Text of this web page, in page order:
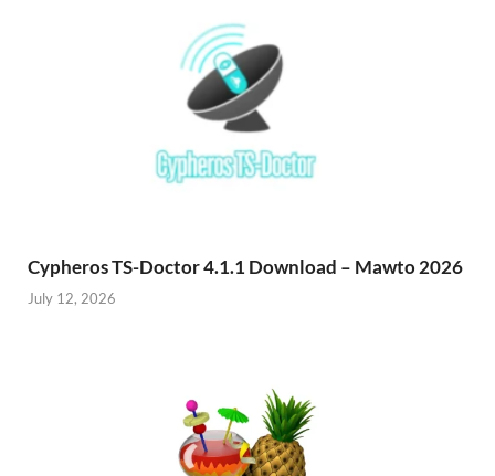
Cypheros TS-Doctor 4.1.1 Download – Mawto 2026
July 12, 2026